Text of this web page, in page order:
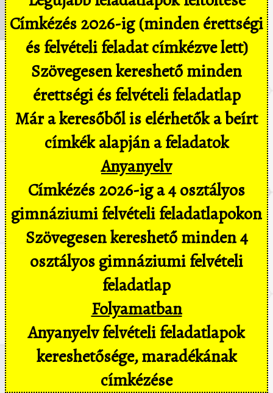
Címkézés 2026-ig (minden érettségi
és felvételi feladat címkézve lett)
Szövegesen kereshető minden
érettségi és felvételi feladatlap
Már a keresőből is elérhetők a beírt
címkék alapján a feladatok
Anyanyelv
Címkézés 2026-ig a 4 osztályos
gimnáziumi felvételi feladatlapokon
Szövegesen kereshető minden 4
osztályos gimnáziumi felvételi
feladatlap
Folyamatban
Anyanyelv felvételi feladatlapok
kereshetősége, maradékának
címkézése